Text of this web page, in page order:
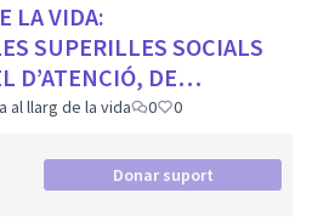
LA VIDA:
SUPERILLES SOCIALS
D’ATENCIÓ, DE
al llarg de la vida 0 0
Donar suport